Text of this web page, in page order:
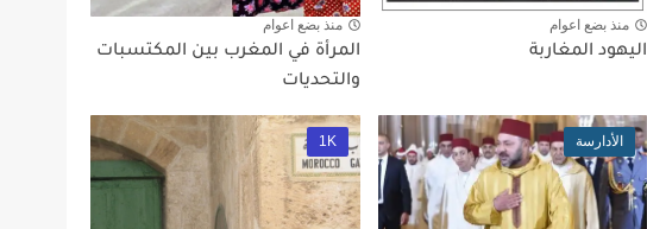
منذ بضع اعوام
اليهود المغاربة
منذ بضع اعوام
المرأة في المغرب بين المكتسبات
والتحديات
الأدارسة 1K